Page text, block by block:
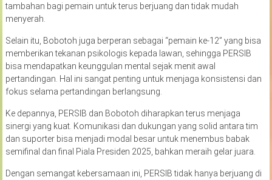
tambahan bagi pemain untuk terus berjuang dan tidak mudah
menyerah.
Selain itu, Bobotoh juga berperan sebagai “pemain ke-12” yang bisa
memberikan tekanan psikologis kepada lawan, sehingga PERSIB
bisa mendapatkan keunggulan mental sejak menit awal
pertandingan. Hal ini sangat penting untuk menjaga konsistensi dan
fokus selama pertandingan berlangsung.
Ke depannya, PERSIB dan Bobotoh diharapkan terus menjaga
sinergi yang kuat. Komunikasi dan dukungan yang solid antara tim
dan suporter bisa menjadi modal besar untuk menembus babak
semifinal dan final Piala Presiden 2025, bahkan meraih gelar juara.
Dengan semangat kebersamaan ini, PERSIB tidak hanya berjuang di